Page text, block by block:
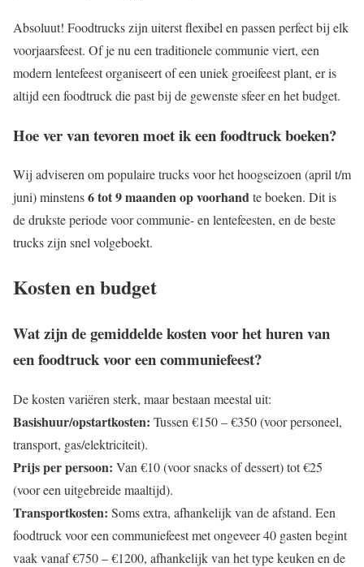
Absoluut! Foodtrucks zijn uiterst flexibel en passen perfect bij elk
voorjaarsfeest. Of je nu een traditionele communie viert, een
modern lentefeest organiseert of een uniek groeifeest plant, er is
altijd een foodtruck die past bij de gewenste sfeer en het budget.
Hoe ver van tevoren moet ik een foodtruck boeken?
Wij adviseren om populaire trucks voor het hoogseizoen (april t/m
juni) minstens6 tot 9 maanden op voorhandte boeken. Dit is
de drukste periode voor communie- en lentefeesten, en de beste
trucks zijn snel volgeboekt.
Kosten en budget
Wat zijn de gemiddelde kosten voor het huren van
een foodtruck voor een communiefeest?
De kosten variëren sterk, maar bestaan meestal uit:
Basishuur/opstartkosten: Tussen €150 – €350 (voor personeel,
transport, gas/elektriciteit).
Prijs per persoon: Van €10 (voor snacks of dessert) tot €25
(voor een uitgebreide maaltijd).
Transportkosten: Soms extra, afhankelijk van de afstand. Een
foodtruck voor een communiefeest met ongeveer 40 gasten begint
vaak vanaf €750 – €1200, afhankelijk van het type keuken en de